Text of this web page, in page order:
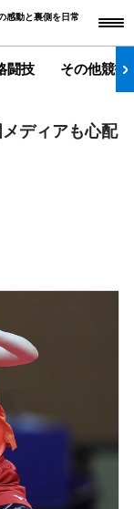
感動と裏側を日常
闘技 その他競技
ディアも心配